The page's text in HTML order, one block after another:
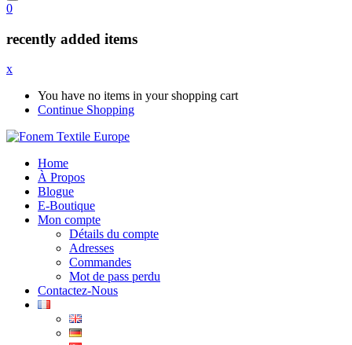
0
recently added items
x
You have no items in your shopping cart
Continue Shopping
Home
À Propos
Blogue
E-Boutique
Mon compte
Détails du compte
Adresses
Commandes
Mot de pass perdu
Contactez-Nous